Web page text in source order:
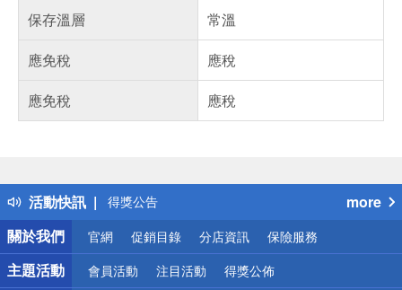
保存溫層
常溫
應免稅
應稅
應免稅
應稅
活動快訊
詐騙網頁！請小心！
得獎公告
熱門話題
銀行優惠
偏遠地區配送
詐騙網頁！請小心！
more
關於我們
官網 促銷目錄 分店資訊 保險服務
主題活動 會員活動 注目活動 得獎公佈